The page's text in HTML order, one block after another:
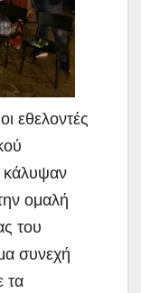
εθελοντές
κάλυψαν
ομαλή
του
συνεχή
τα